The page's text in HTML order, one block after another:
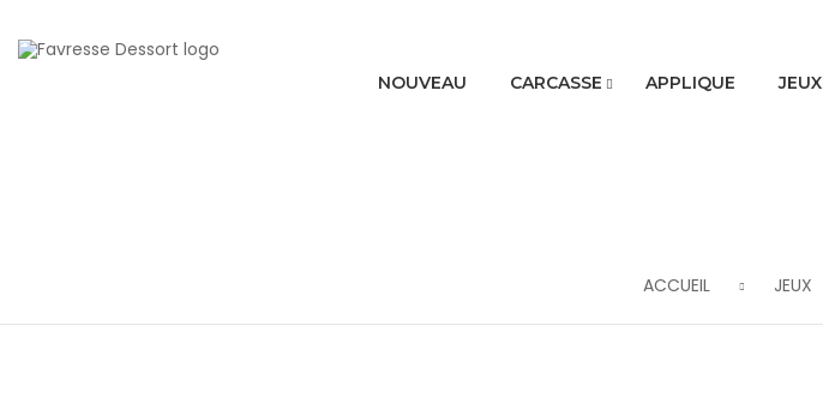
NOUVEAU CARCASSE APPLIQUE JEUX
ACCUEIL JEUX